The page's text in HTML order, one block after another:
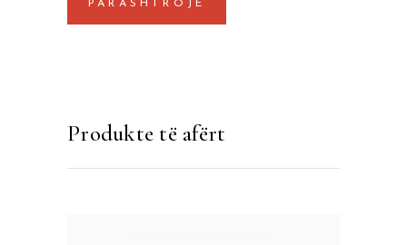
Produkte të afërt